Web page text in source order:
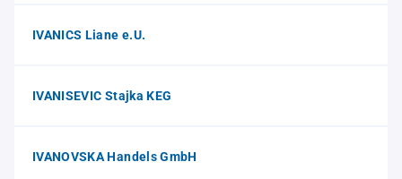
IVANICS Liane e.U.
IVANISEVIC Stajka KEG
IVANOVSKA Handels GmbH